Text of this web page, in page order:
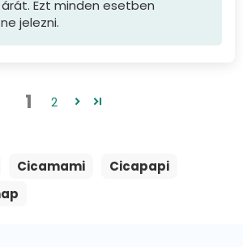
Ezt minden esetben
jelezni.
1 2
Cicamami
Cicapapi